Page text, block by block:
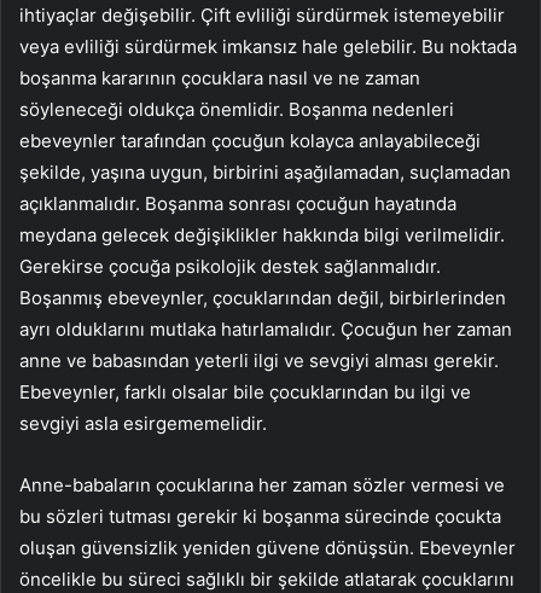
ihtiyaçlar değişebilir. Çift evliliği sürdürmek istemeyebilir
veya evliliği sürdürmek imkansız hale gelebilir. Bu noktada
boşanma kararının çocuklara nasıl ve ne zaman
söyleneceği oldukça önemlidir. Boşanma nedenleri
ebeveynler tarafından çocuğun kolayca anlayabileceği
şekilde, yaşına uygun, birbirini aşağılamadan, suçlamadan
açıklanmalıdır. Boşanma sonrası çocuğun hayatında
meydana gelecek değişiklikler hakkında bilgi verilmelidir.
Gerekirse çocuğa psikolojik destek sağlanmalıdır.
Boşanmış ebeveynler, çocuklarından değil, birbirlerinden
ayrı olduklarını mutlaka hatırlamalıdır. Çocuğun her zaman
anne ve babasından yeterli ilgi ve sevgiyi alması gerekir.
Ebeveynler, farklı olsalar bile çocuklarından bu ilgi ve
sevgiyi asla esirgememelidir.
Anne-babaların çocuklarına her zaman sözler vermesi ve
bu sözleri tutması gerekir ki boşanma sürecinde çocukta
oluşan güvensizlik yeniden güvene dönüşsün. Ebeveynler
öncelikle bu süreci sağlıklı bir şekilde atlatarak çocuklarını